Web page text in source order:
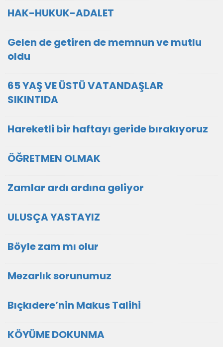
HAK-HUKUK-ADALET
Gelen de getiren de memnun ve mutlu
oldu
65 YAŞ VE ÜSTÜ VATANDAŞLAR
SIKINTIDA
Hareketli bir haftayı geride bırakıyoruz
ÖĞRETMEN OLMAK
Zamlar ardı ardına geliyor
ULUSÇA YASTAYIZ
Böyle zam mı olur
Mezarlık sorunumuz
Bıçkıdere’nin Makus Talihi
KÖYÜME DOKUNMA